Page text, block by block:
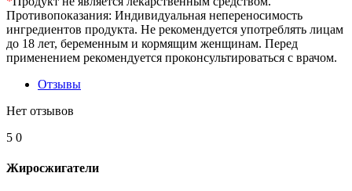
Противопоказания: Индивидуальная непереносимость
ингредиентов продукта. Не рекомендуется употреблять лицам
до 18 лет, беременным и кормящим женщинам. Перед
применением рекомендуется проконсультироваться с врачом.
Отзывы
Нет отзывов
5 0
Жиросжигатели